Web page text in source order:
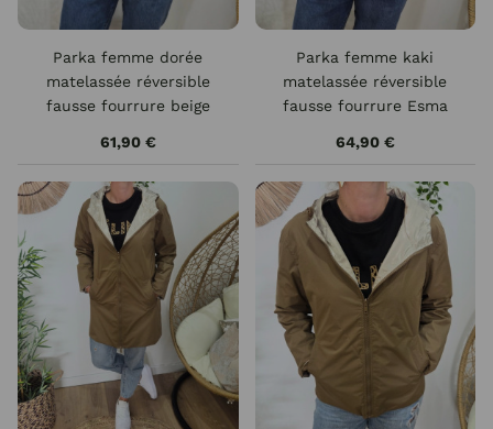
Parka femme dorée
matelassée réversible
fausse fourrure beige
61,90 €
Parka femme kaki
matelassée réversible
fausse fourrure Esma
64,90 €